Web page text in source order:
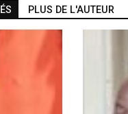
PLUS DE L'AUTEUR